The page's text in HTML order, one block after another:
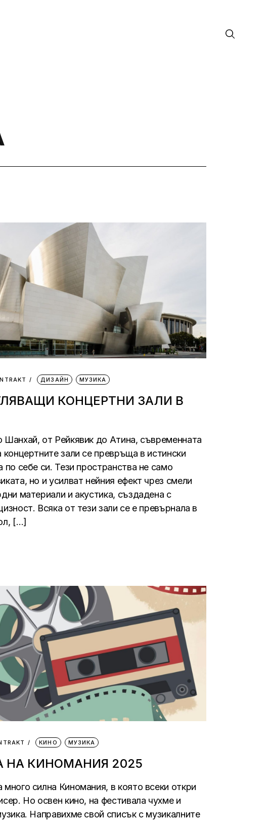
натам
ДИЗАЙН МУЗИКА
КОНЦЕРТНИ ЗАЛИ В
от Рейкявик до Атина, съвременната
концертните зали се превръща в истински
по себе си. Тези пространства не само
но и усилват нейния ефект чрез смели
материали и акустика, създадена с
Всяка от тези зали се е превърнала в
[…]
КИНО МУЗИКА
НА КИНОМАНИЯ 2025
силна Киномания, в която всеки откри
Но освен кино, на фестивала чухме и
Направихме свой списък с музикалните